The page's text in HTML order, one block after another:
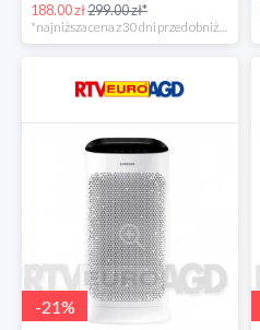
188.00 zł299.00 zł*
*najniższa cena z 30 dni przed obniżką
-21%